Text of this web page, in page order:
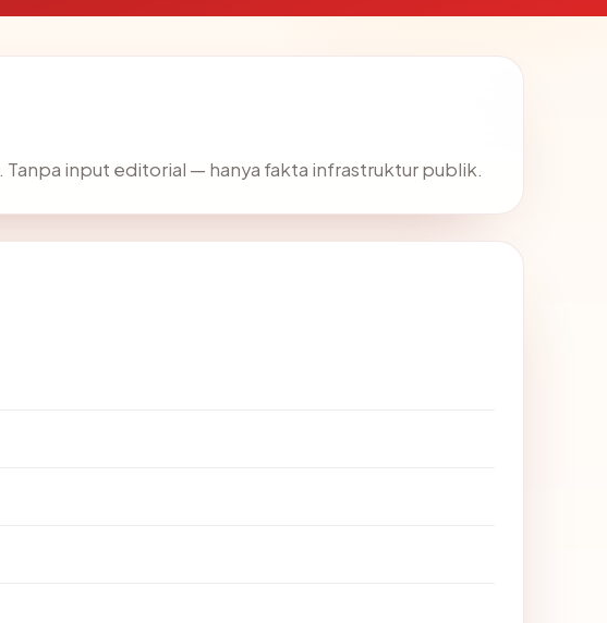
. Tanpa input editorial — hanya fakta infrastruktur publik.